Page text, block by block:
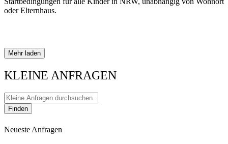
oder Elternhaus.
Mehr laden
KLEINE ANFRAGEN
Finden
Neueste Anfragen